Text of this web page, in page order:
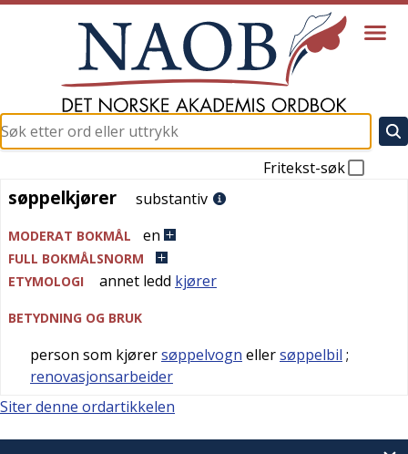
Fritekst-søk
søppelkjører
søppelkjører substantiv
MODERAT BOKMÅL en
FULL BOKMÅLSNORM
ETYMOLOGI
annet ledd kjører
BETYDNING OG BRUK
person som kjørersøppelvogn ellersøppelbil ;
renovasjonsarbeider
Siter denne ordartikkelen